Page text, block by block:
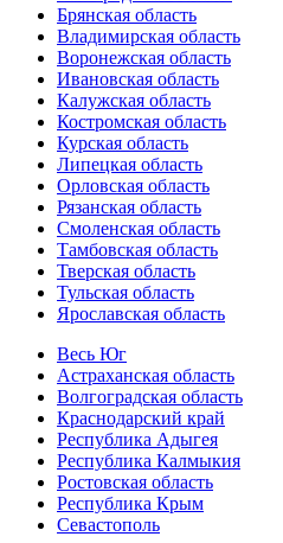
Брянская область
Владимирская область
Воронежская область
Ивановская область
Калужская область
Костромская область
Курская область
Липецкая область
Орловская область
Рязанская область
Смоленская область
Тамбовская область
Тверская область
Тульская область
Ярославская область
Весь Юг
Астраханская область
Волгоградская область
Краснодарский край
Республика Адыгея
Республика Калмыкия
Ростовская область
Республика Крым
Севастополь